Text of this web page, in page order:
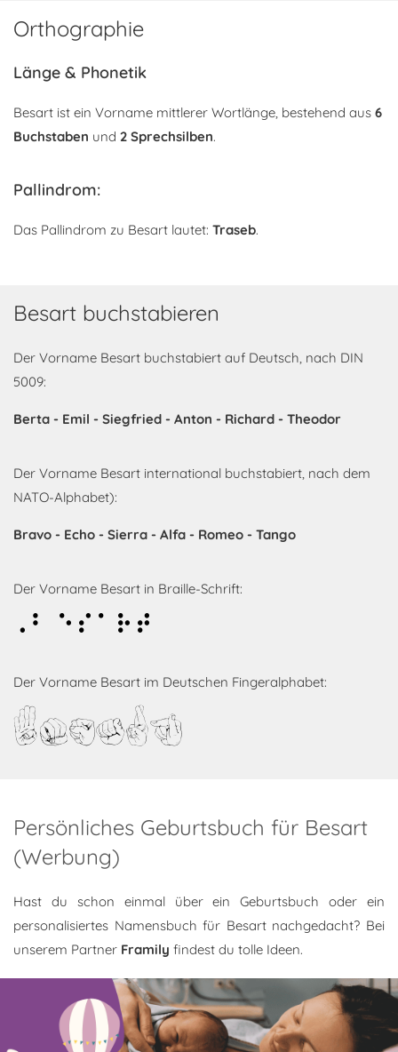
Orthographie
Länge & Phonetik
Besart ist ein Vorname mittlerer Wortlänge, bestehend aus 6
Buchstaben und 2 Sprechsilben.
Pallindrom:
Das Pallindrom zu Besart lautet: Traseb.
Besart buchstabieren
Der Vorname Besart buchstabiert auf Deutsch, nach DIN
5009:
Berta - Emil - Siegfried - Anton - Richard - Theodor
Der Vorname Besart international buchstabiert, nach dem
NATO-Alphabet):
Bravo - Echo - Sierra - Alfa - Romeo - Tango
Der Vorname Besart in Braille-Schrift:
Besart
Der Vorname Besart im Deutschen Fingeralphabet:
Besart
Persönliches Geburtsbuch für Besart
(Werbung)
Hast du schon einmal über ein Geburtsbuch oder ein
personalisiertes Namensbuch für Besart nachgedacht? Bei
unserem Partner Framily findest du tolle Ideen.